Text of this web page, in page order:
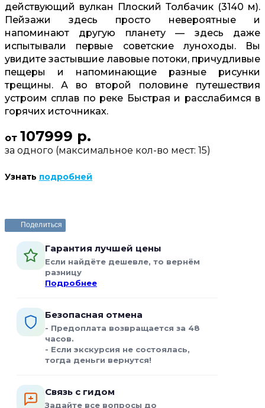
действующий вулкан Плоский Толбачик (3140 м).
Пейзажи здесь просто невероятные и
напоминают другую планету — здесь даже
испытывали первые советские луноходы. Вы
увидите застывшие лавовые потоки, причудливые
пещеры и напоминающие разные рисунки
трещины. А во второй половине путешествия
устроим сплав по реке Быстрая и расслабимся в
горячих источниках.
от 107999 р.
за одного (максимальное кол-во мест: 15)
Узнать подробней
Поделиться
Гарантия лучшей цены
Если найдёте дешевле, то вернём
разницу
Подробнее
Безопасная отмена
- Предоплата возвращается за 48
часов.
- Если экскурсия не состоялась,
тогда деньги вернутся!
Связь с гидом
Задайте все вопросы до